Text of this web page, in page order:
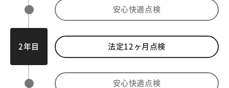
安心快適点検
2年目 法定12 ヶ月点検
安心快適点検